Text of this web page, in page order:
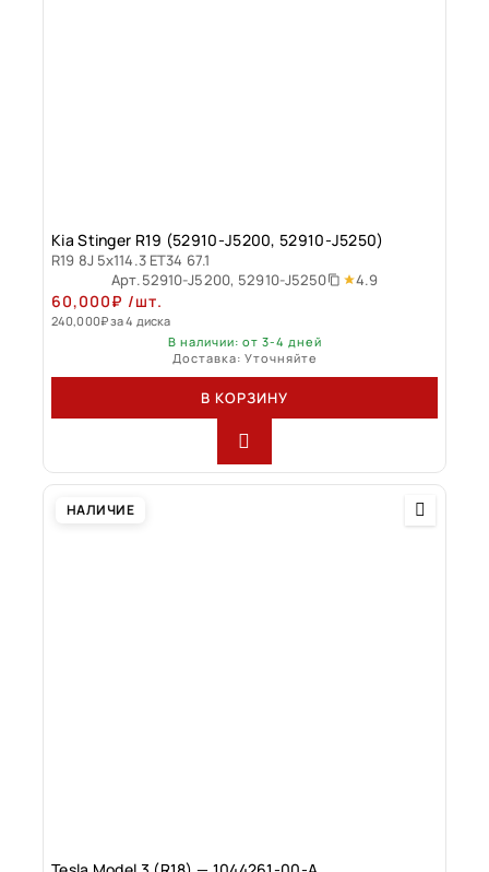
Kia Stinger R19 (52910-J5200, 52910-J5250)
R19 8J 5x114.3 ET34 67.1
Арт.52910-J5200, 52910-J5250 4.9
60,000₽ /шт.
240,000₽за 4 диска
В наличии: от 3-4 дней
Доставка: Уточняйте
В КОРЗИНУ
НАЛИЧИЕ